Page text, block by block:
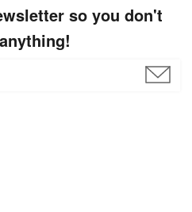
so you don't